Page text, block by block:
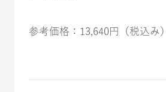
参考価格：13,640円（税込み）